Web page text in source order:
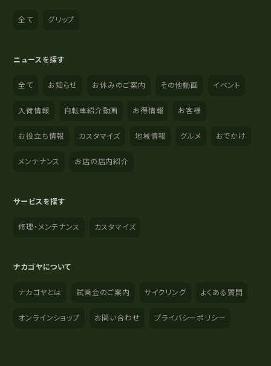
全て グリップ
ニュースを探す
全て お知らせ お休みのご案内 その他動画 イベント
入荷情報 自転車紹介動画 お得情報 お客様
お役立ち情報 カスタマイズ 地域情報 グルメ おでかけ
メンテナンス お店の店内紹介
サービスを探す
修理・メンテナンス カスタマイズ
ナカゴヤについて
ナカゴヤとは 試乗会のご案内 サイクリング よくある質問
オンラインショップ お問い合わせ プライバシーポリシー